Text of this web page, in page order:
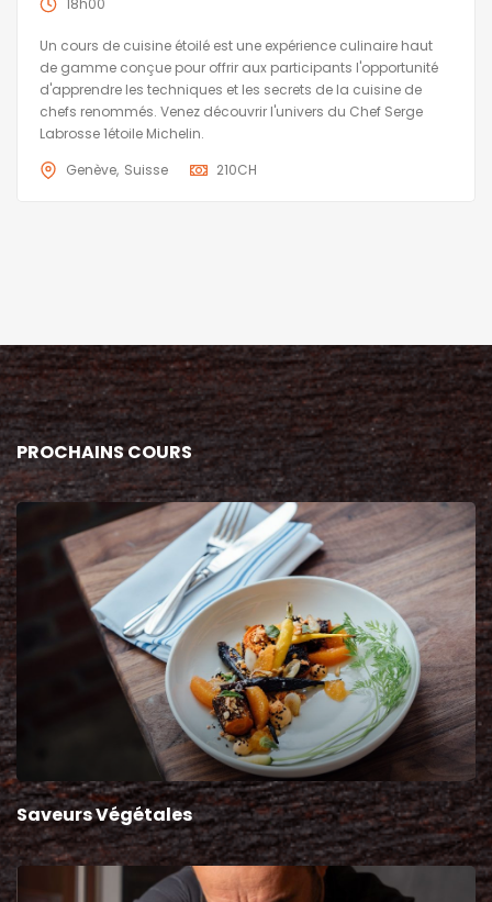
18h00
Un cours de cuisine étoilé est une expérience culinaire haut
de gamme conçue pour offrir aux participants l'opportunité
d'apprendre les techniques et les secrets de la cuisine de
chefs renommés. Venez découvrir l'univers du Chef Serge
Labrosse 1étoile Michelin.
Genève Suisse 210CH
PROCHAINS COURS
Saveurs Végétales